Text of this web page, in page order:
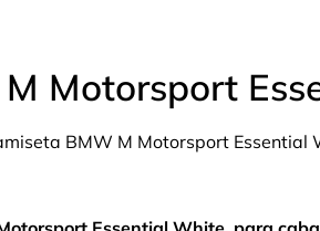
Motorsport
BMW M Motorsport Essential